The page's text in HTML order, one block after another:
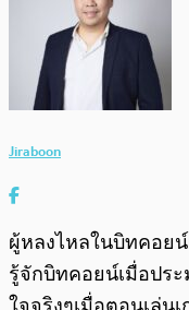
Jiraboon
ผู้หลงไหลในบิทคอยน์
รู้จักบิทคอยน์เมื่อปร
ใจจริงๆเมื่อตอนเล่น